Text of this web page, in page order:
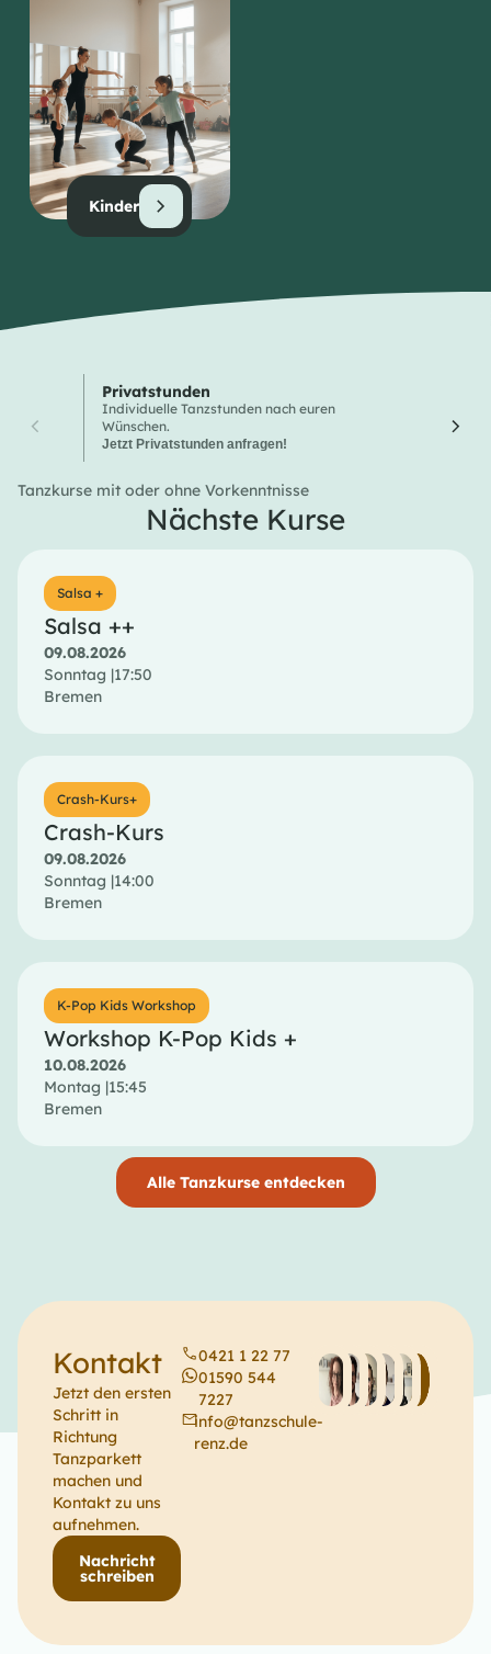
Kinder
Privatstunden
Individuelle Tanzstunden nach euren
Wünschen.
Jetzt Privatstunden anfragen!
Tanzkurse mit oder ohne Vorkenntnisse
Nächste Kurse
Salsa +
Salsa ++
09.08.2026
Sonntag |17:50
Bremen
Crash-Kurs+
Crash-Kurs
09.08.2026
Sonntag |14:00
Bremen
K-Pop Kids Workshop
Workshop K-Pop Kids +
10.08.2026
Montag |15:45
Bremen
Alle Tanzkurse entdecken
Kontakt
Jetzt den ersten
Schritt in
Richtung
Tanzparkett
machen und
Kontakt zu uns
aufnehmen.
Nachricht
schreiben
0421 1 22 77
01590 544
7227
info@tanzschule-
renz.de